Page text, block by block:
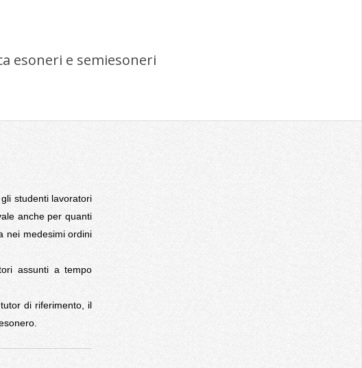
esoneri e semiesoneri
studenti lavoratori
anche per quanti
nei medesimi ordini
assunti a tempo
di riferimento, il